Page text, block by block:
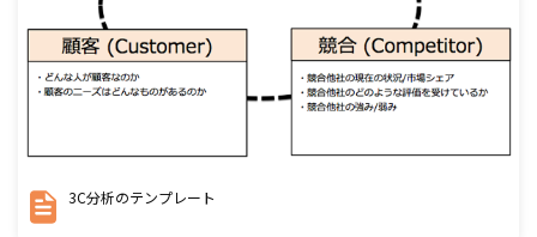
3C分析のテンプレート